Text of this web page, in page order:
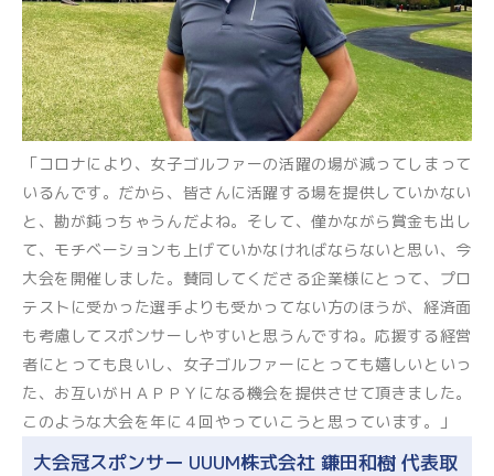
「コロナにより、女子ゴルファーの活躍の場が減ってしまって
いるんです。だから、皆さんに活躍する場を提供していかない
と、勘が鈍っちゃうんだよね。そして、僅かながら賞金も出し
て、モチベーションも上げていかなければならないと思い、今
大会を開催しました。賛同してくださる企業様にとって、プロ
テストに受かった選手よりも受かってない方のほうが、経済面
も考慮してスポンサーしやすいと思うんですね。応援する経営
者にとっても良いし、女子ゴルファーにとっても嬉しいといっ
た、お互いがＨＡＰＰＹになる機会を提供させて頂きました。
このような大会を年に４回やっていこうと思っています。」
大会冠スポンサー UUUM株式会社 鎌田和樹 代表取